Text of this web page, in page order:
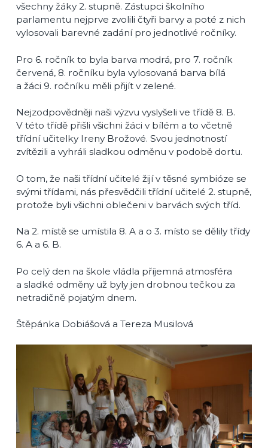
všechny žáky 2. stupně. Zástupci školního
parlamentu nejprve zvolili čtyři barvy a poté z nich
vylosovali barevné zadání pro jednotlivé ročníky.
Pro 6. ročník to byla barva modrá, pro 7. ročník
červená, 8. ročníku byla vylosovaná barva bílá
a žáci 9. ročníku měli přijít v zelené.
Nejzodpovědněji naši výzvu vyslyšeli ve třídě 8. B.
V této třídě přišli všichni žáci v bílém a to včetně
třídní učitelky Ireny Brožové. Svou jednotností
zvítězili a vyhráli sladkou odměnu v podobě dortu.
O tom, že naši třídní učitelé žijí v těsné symbióze se
svými třídami, nás přesvědčili třídní učitelé 2. stupně,
protože byli všichni oblečeni v barvách svých tříd.
Na 2. místě se umístila 8. A a o 3. místo se dělily třídy
6. A a 6. B.
Po celý den na škole vládla příjemná atmosféra
a sladké odměny už byly jen drobnou tečkou za
netradičně pojatým dnem.
Štěpánka Dobiášová a Tereza Musilová